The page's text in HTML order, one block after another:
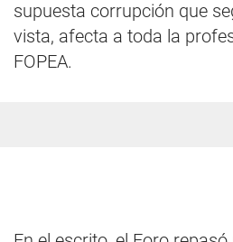
supuesta corrupción que
vista, afecta a toda la
FOPEA.